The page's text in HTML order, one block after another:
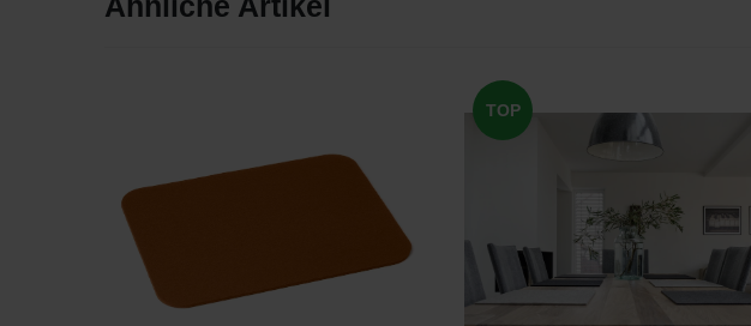
TOP